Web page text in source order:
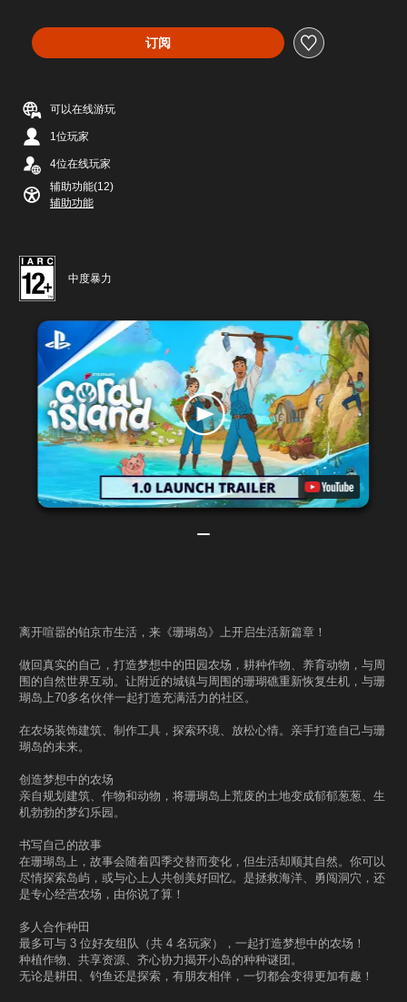
订阅
可以在线游玩
1位玩家
4位在线玩家
辅助功能(12)
辅助功能
中度暴力
离开喧嚣的铂京市生活，来《珊瑚岛》上开启生活新篇章！
做回真实的自己，打造梦想中的田园农场，耕种作物、养育动物，与周
围的自然世界互动。让附近的城镇与周围的珊瑚礁重新恢复生机，与珊
瑚岛上70多名伙伴一起打造充满活力的社区。
在农场装饰建筑、制作工具，探索环境、放松心情。亲手打造自己与珊
瑚岛的未来。
创造梦想中的农场
亲自规划建筑、作物和动物，将珊瑚岛上荒废的土地变成郁郁葱葱、生
机勃勃的梦幻乐园。
书写自己的故事
在珊瑚岛上，故事会随着四季交替而变化，但生活却顺其自然。你可以
尽情探索岛屿，或与心上人共创美好回忆。是拯救海洋、勇闯洞穴，还
是专心经营农场，由你说了算！
多人合作种田
最多可与 3 位好友组队（共 4 名玩家），一起打造梦想中的农场！
种植作物、共享资源、齐心协力揭开小岛的种种谜团。
无论是耕田、钓鱼还是探索，有朋友相伴，一切都会变得更加有趣！